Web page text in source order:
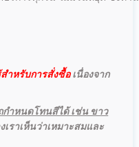
ำหรับการสั่งซื้อเนื่องจาก
กำหนดโทนสีได้ เช่น ขาว
ราเห็นว่าเหมาะสมและ